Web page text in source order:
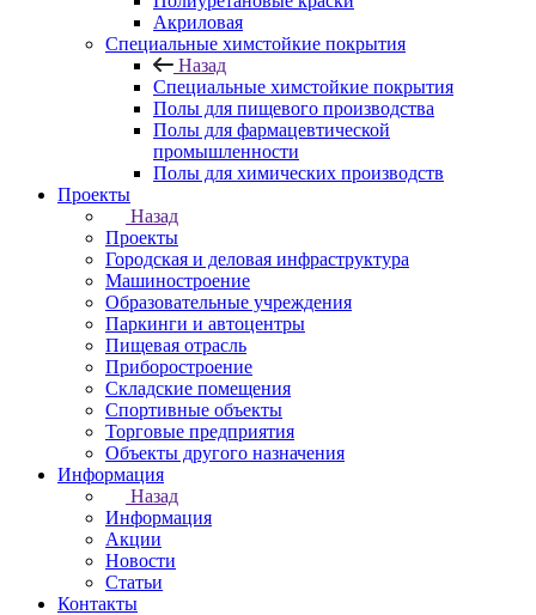
Акриловая
Специальные химстойкие покрытия
Назад
Специальные химстойкие покрытия
Полы для пищевого производства
Полы для фармацевтической
промышленности
Полы для химических производств
Проекты
Назад
Проекты
Городская и деловая инфраструктура
Машиностроение
Образовательные учреждения
Паркинги и автоцентры
Пищевая отрасль
Приборостроение
Складские помещения
Спортивные объекты
Торговые предприятия
Объекты другого назначения
Информация
Назад
Информация
Акции
Новости
Статьи
Контакты